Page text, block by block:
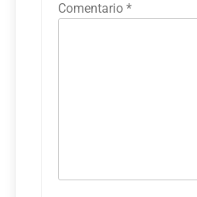
Comentario *